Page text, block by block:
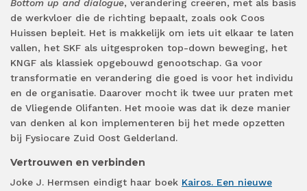
Bottom up and dialogue, verandering creëren, met als basis
de werkvloer die de richting bepaalt, zoals ook Coos
Huissen bepleit. Het is makkelijk om iets uit elkaar te laten
vallen, het SKF als uitgesproken top-down beweging, het
KNGF als klassiek opgebouwd genootschap. Ga voor
transformatie en verandering die goed is voor het individu
en de organisatie. Daarover mocht ik twee uur praten met
de Vliegende Olifanten. Het mooie was dat ik deze manier
van denken al kon implementeren bij het mede opzetten
bij Fysiocare Zuid Oost Gelderland.
Vertrouwen en verbinden
Joke J. Hermsen eindigt haar boek Kairos. Een nieuwe